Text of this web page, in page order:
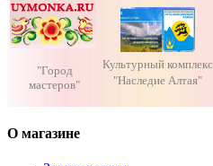
"Город
мастеров"
Культурный комплекс
"Наследие Алтая"
О магазине